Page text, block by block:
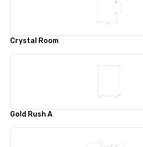
Crystal Room
Gold Rush A